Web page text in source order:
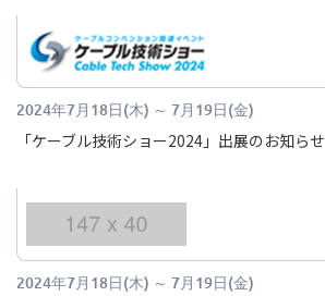
2024年7月18日(木) ～ 7月19日(金)
「ケーブル技術ショー2024」出展のお知らせ
2024年7月18日(木) ～ 7月19日(金)